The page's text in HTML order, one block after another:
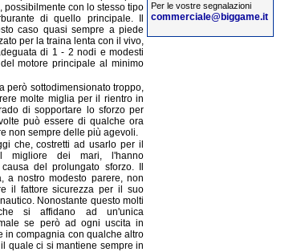
con lo stesso tipo
di quello principale. Il
caso quasi sempre a piede
per la traina lenta con il vivo,
di 1 - 2 nodi e modesti
motore principale al minimo
però sottodimensionato troppo,
molte miglia per il rientro in
di sopportare lo sforzo per
può essere di qualche ora
non sempre delle più agevoli.
che, costretti ad usarlo per il
dei mari, l'hanno
del prolungato sforzo. Il
a nostro modesto parere, non
il fattore sicurezza per il suo
Nonostante questo molti
si affidano ad un'unica
se però ad ogni uscita in
in compagnia con qualche altro
quale ci si mantiene sempre in
Per le vostre segnalazioni
commerciale@biggame.it